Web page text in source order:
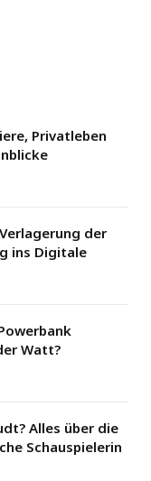
Privatleben
der
ins Digitale
Watt?
Alles über die
Schauspielerin